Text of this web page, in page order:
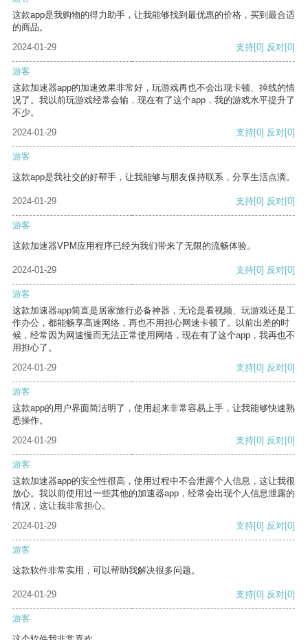
这款app是我购物的得力助手，让我能够找到最优惠的价格，买到最合适
的商品。
2024-01-29
支持[0] 反对[0]
游客
这款加速器app的加速效果非常好，玩游戏再也不会出现卡顿、掉线的情
况了。我以前玩游戏经常会输，现在有了这个app，我的游戏水平提升了
不少。
2024-01-29
支持[0] 反对[0]
游客
这款app是我社交的好帮手，让我能够与朋友保持联系，分享生活点滴。
2024-01-29 支持[0] 反对[0]
游客
这款加速器VPM应用程序已经为我们带来了无限的流畅体验。
2024-01-29 支持[0] 反对[0]
游客
这款加速器app简直是居家旅行必备神器，无论是看视频、玩游戏还是工
作办公，都能畅享高速网络，再也不用担心网速卡顿了。以前出差的时
候，经常因为网速慢而无法正常使用网络，现在有了这个app，我再也不
用担心了。
2024-01-29
支持[0] 反对[0]
游客
这款app的用户界面简洁明了，使用起来非常容易上手，让我能够快速熟
悉操作。
2024-01-29
支持[0] 反对[0]
游客
这款加速器app的安全性很高，使用过程中不会泄露个人信息，这让我很
放心。我以前使用过一些其他的加速器app，经常会出现个人信息泄露的
情况，这让我非常担心。
2024-01-29
支持[0] 反对[0]
游客
这款软件非常实用，可以帮助我解决很多问题。
2024-01-29 支持[0] 反对[0]
游客